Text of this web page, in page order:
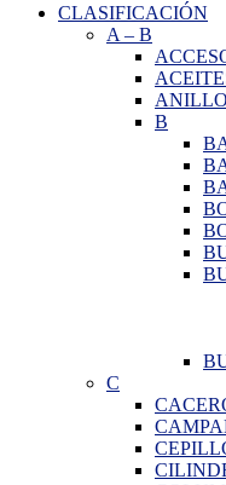
CLASIFICACIÓN
A – B
B
C